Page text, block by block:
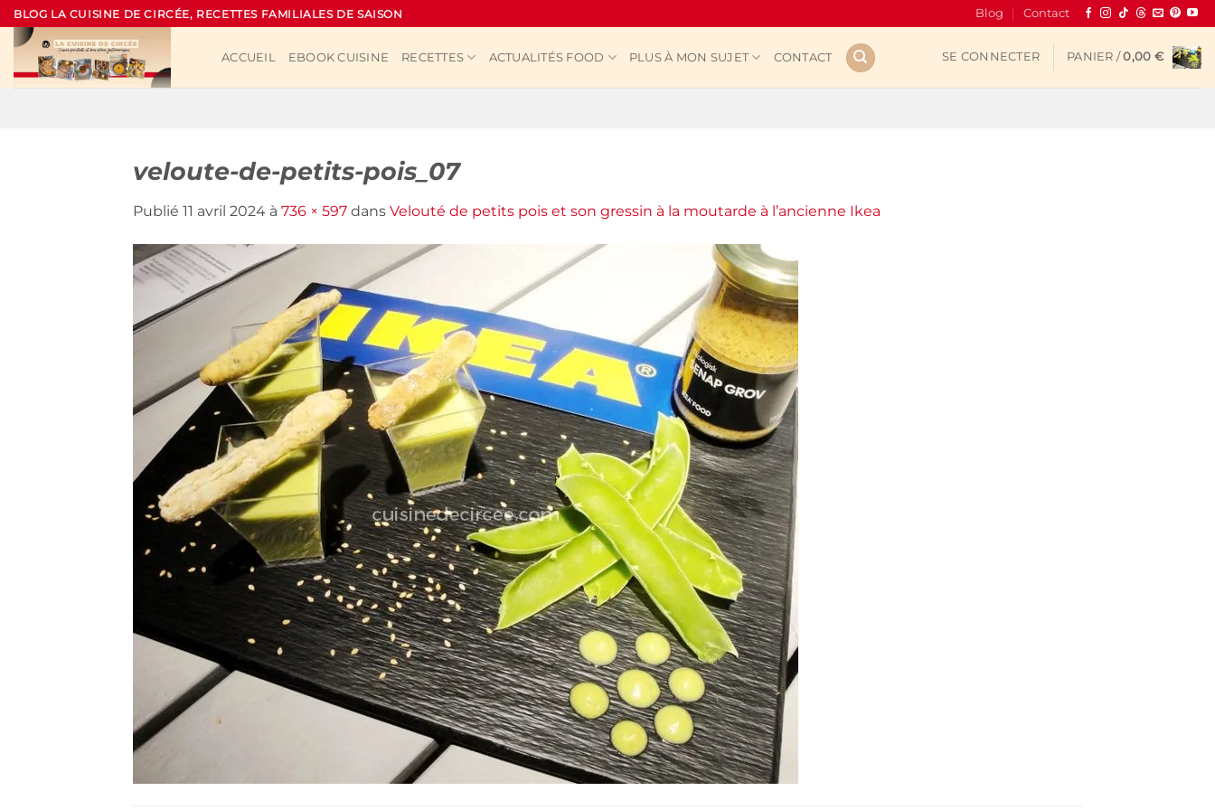
Passer
au
contenu
BLOG LA CUISINE DE CIRCÉE, RECETTES FAMILIALES DE SAISON Blog Contact
ACCUEIL EBOOK CUISINE RECETTES ACTUALITÉS FOOD PLUS À MON SUJET CONTACT SE CONNECTER PANIER /0,00 €
veloute-de-petits-pois_07
Publié 11 avril 2024 à 736 × 597 dans Velouté de petits pois et son gressin à la moutarde à l’ancienne Ikea